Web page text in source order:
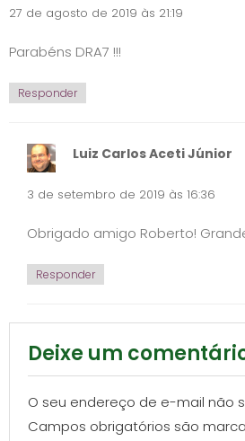
27 de agosto de 2019 às 21:19
Parabéns DRA7 !!!
Responder
Luiz Carlos Aceti Júnior
3 de setembro de 2019 às 16:36
Obrigado amigo Roberto!
Responder
Deixe um
O seu endereço de e-mail não
Campos obrigatórios são